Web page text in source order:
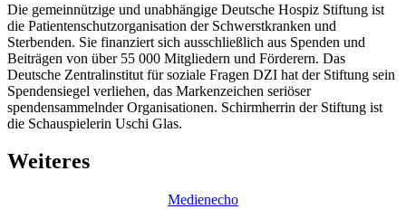
Die gemeinnützige und unabhängige Deutsche Hospiz Stiftung ist
die Patientenschutzorganisation der Schwerstkranken und
Sterbenden. Sie finanziert sich ausschließlich aus Spenden und
Beiträgen von über 55 000 Mitgliedern und Förderern. Das
Deutsche Zentralinstitut für soziale Fragen DZI hat der Stiftung sein
Spendensiegel verliehen, das Markenzeichen seriöser
spendensammelnder Organisationen. Schirmherrin der Stiftung ist
die Schauspielerin Uschi Glas.
Weiteres
Medienecho